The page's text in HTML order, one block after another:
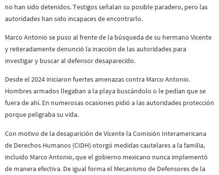
no han sido detenidos. Testigos señalan su posible paradero, pero las
autoridades han sido incapaces de encontrarlo.
Marco Antonio se puso al frente de la búsqueda de su hermano Vicente
y reiteradamente denunció la inacción de las autoridades para
investigar y buscar al defensor desaparecido.
Desde el 2024 iniciaron fuertes amenazas contra Marco Antonio.
Hombres armados llegaban a la playa buscándolo o le pedían que se
fuera de ahí. En numerosas ocasiones pidió a las autoridades protección
porque peligraba su vida.
Con motivo de la desaparición de Vicente la Comisión Interamericana
de Derechos Humanos (CIDH) otorgó medidas cautelares a la familia,
incluido Marco Antonio, que el gobierno mexicano nunca implementó
de manera efectiva. De igual forma el Mecanismo de Defensores de la